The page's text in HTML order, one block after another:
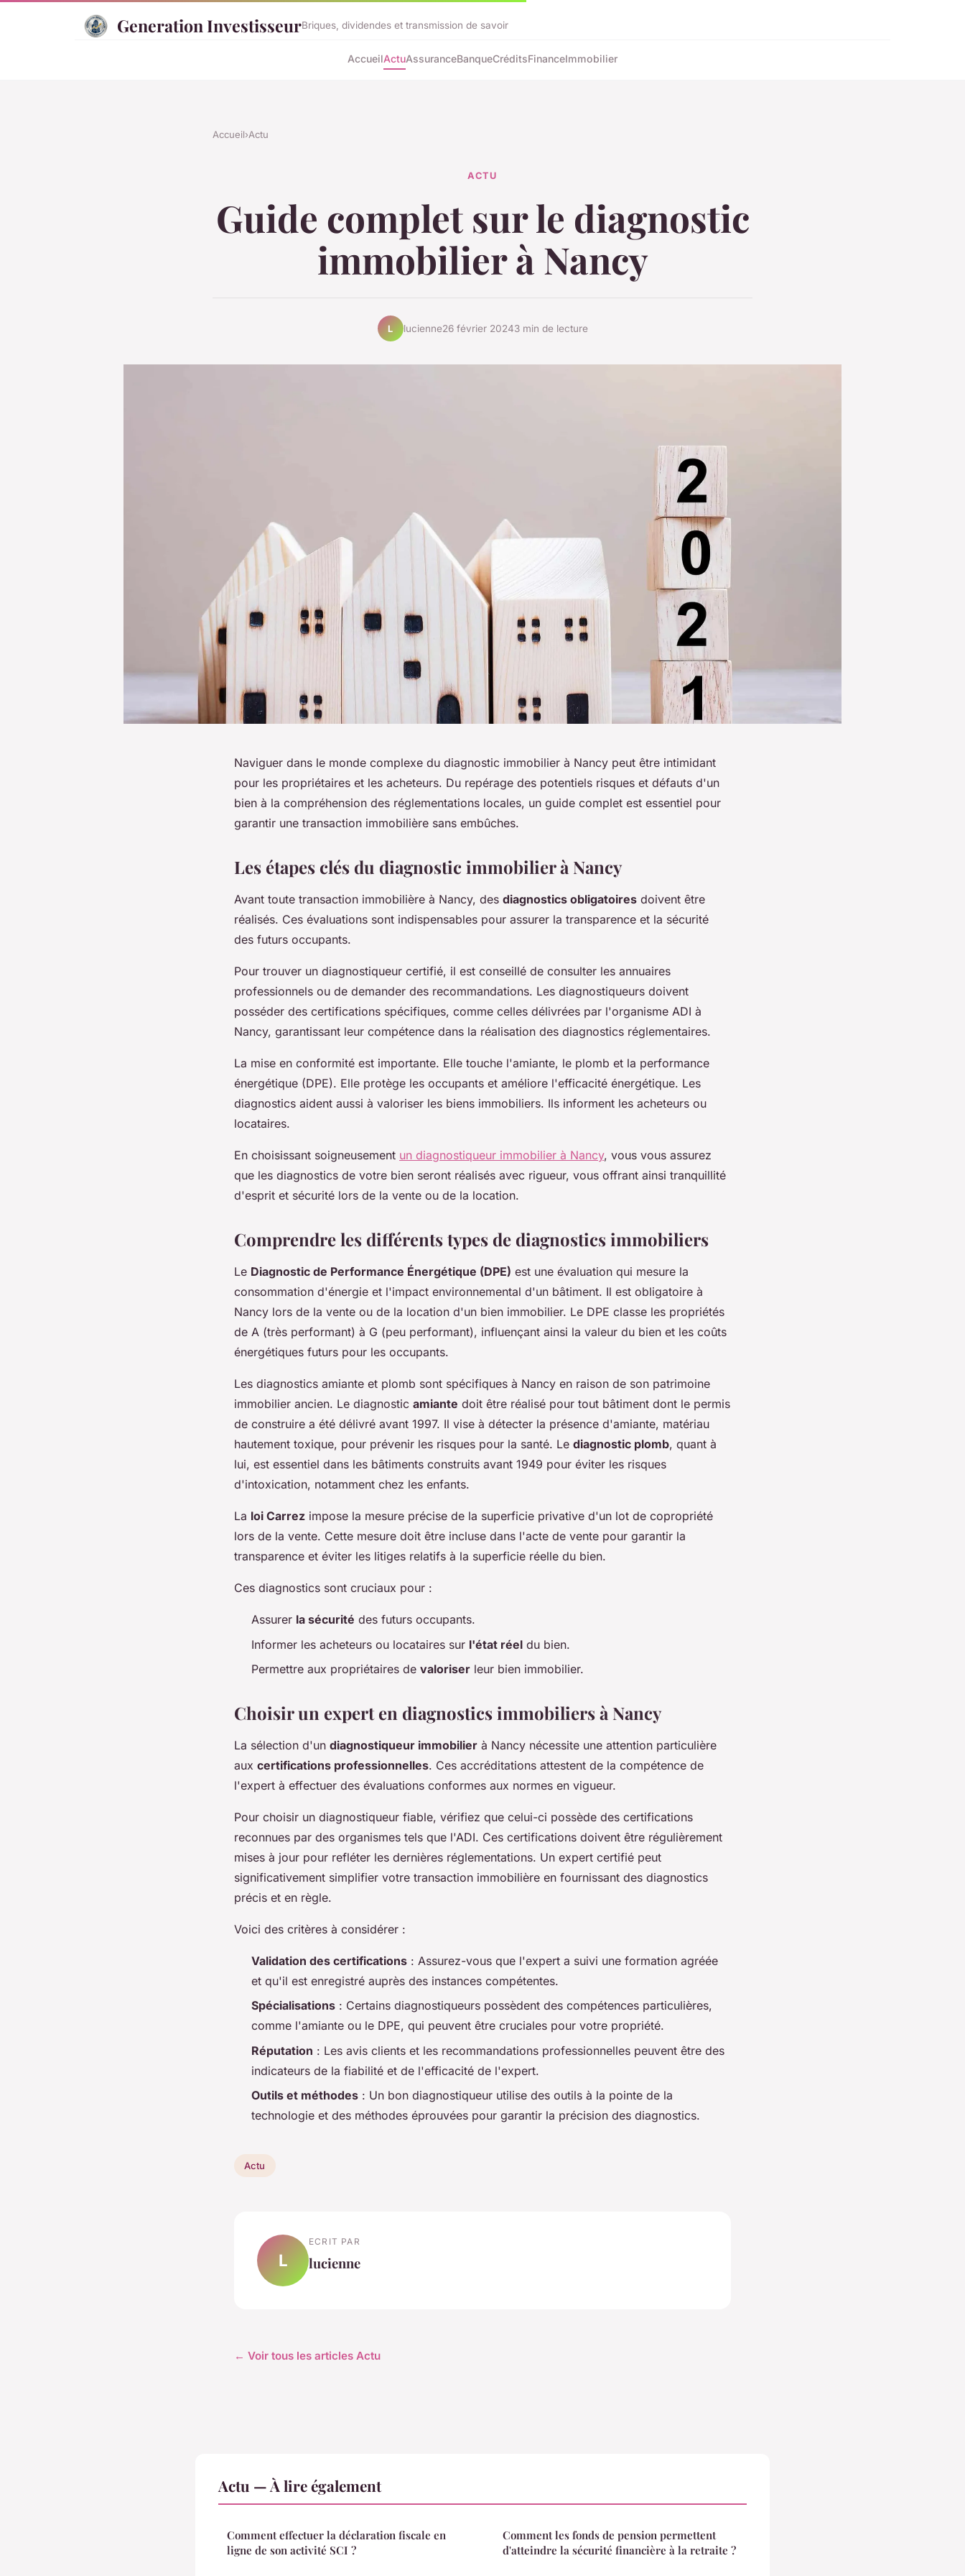
Generation InvestisseurBriques, dividendes et transmission de savoir
AccueilActuAssuranceBanqueCréditsFinanceImmobilier
Accueil›Actu
ACTU
Guide complet sur le diagnostic
immobilier à Nancy
L lucienne26 février 20243 min de lecture
Naviguer dans le monde complexe du diagnostic immobilier à Nancy peut être intimidant
pour les propriétaires et les acheteurs. Du repérage des potentiels risques et défauts d'un
bien à la compréhension des réglementations locales, un guide complet est essentiel pour
garantir une transaction immobilière sans embûches.
Les étapes clés du diagnostic immobilier à Nancy
Avant toute transaction immobilière à Nancy, des diagnostics obligatoires doivent être
réalisés. Ces évaluations sont indispensables pour assurer la transparence et la sécurité
des futurs occupants.
Pour trouver un diagnostiqueur certifié, il est conseillé de consulter les annuaires
professionnels ou de demander des recommandations. Les diagnostiqueurs doivent
posséder des certifications spécifiques, comme celles délivrées par l'organisme ADI à
Nancy, garantissant leur compétence dans la réalisation des diagnostics réglementaires.
La mise en conformité est importante. Elle touche l'amiante, le plomb et la performance
énergétique (DPE). Elle protège les occupants et améliore l'efficacité énergétique. Les
diagnostics aident aussi à valoriser les biens immobiliers. Ils informent les acheteurs ou
locataires.
En choisissant soigneusement un diagnostiqueur immobilier à Nancy, vous vous assurez
que les diagnostics de votre bien seront réalisés avec rigueur, vous offrant ainsi tranquillité
d'esprit et sécurité lors de la vente ou de la location.
Comprendre les différents types de diagnostics immobiliers
Le Diagnostic de Performance Énergétique (DPE) est une évaluation qui mesure la
consommation d'énergie et l'impact environnemental d'un bâtiment. Il est obligatoire à
Nancy lors de la vente ou de la location d'un bien immobilier. Le DPE classe les propriétés
de A (très performant) à G (peu performant), influençant ainsi la valeur du bien et les coûts
énergétiques futurs pour les occupants.
Les diagnostics amiante et plomb sont spécifiques à Nancy en raison de son patrimoine
immobilier ancien. Le diagnostic amiante doit être réalisé pour tout bâtiment dont le permis
de construire a été délivré avant 1997. Il vise à détecter la présence d'amiante, matériau
hautement toxique, pour prévenir les risques pour la santé. Le diagnostic plomb, quant à
lui, est essentiel dans les bâtiments construits avant 1949 pour éviter les risques
d'intoxication, notamment chez les enfants.
La loi Carrez impose la mesure précise de la superficie privative d'un lot de copropriété
lors de la vente. Cette mesure doit être incluse dans l'acte de vente pour garantir la
transparence et éviter les litiges relatifs à la superficie réelle du bien.
Ces diagnostics sont cruciaux pour :
Assurer la sécurité des futurs occupants.
Informer les acheteurs ou locataires sur l'état réel du bien.
Permettre aux propriétaires de valoriser leur bien immobilier.
Choisir un expert en diagnostics immobiliers à Nancy
La sélection d'un diagnostiqueur immobilier à Nancy nécessite une attention particulière
aux certifications professionnelles. Ces accréditations attestent de la compétence de
l'expert à effectuer des évaluations conformes aux normes en vigueur.
Pour choisir un diagnostiqueur fiable, vérifiez que celui-ci possède des certifications
reconnues par des organismes tels que l'ADI. Ces certifications doivent être régulièrement
mises à jour pour refléter les dernières réglementations. Un expert certifié peut
significativement simplifier votre transaction immobilière en fournissant des diagnostics
précis et en règle.
Voici des critères à considérer :
Validation des certifications : Assurez-vous que l'expert a suivi une formation agréée
et qu'il est enregistré auprès des instances compétentes.
Spécialisations : Certains diagnostiqueurs possèdent des compétences particulières,
comme l'amiante ou le DPE, qui peuvent être cruciales pour votre propriété.
Réputation : Les avis clients et les recommandations professionnelles peuvent être des
indicateurs de la fiabilité et de l'efficacité de l'expert.
Outils et méthodes : Un bon diagnostiqueur utilise des outils à la pointe de la
technologie et des méthodes éprouvées pour garantir la précision des diagnostics.
Actu
L
ECRIT PAR
lucienne
← Voir tous les articles Actu
Actu — À lire également
Comment effectuer la déclaration fiscale en
ligne de son activité SCI ?
Comment les fonds de pension permettent
d'atteindre la sécurité financière à la retraite ?